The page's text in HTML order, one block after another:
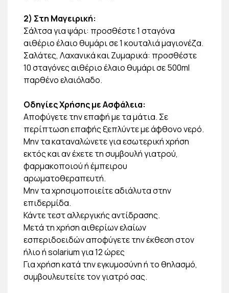
2) Στη Μαγειρική:
Σάλτσα για ψάρι: προσθέστε 1 σταγόνα
αιθέριο έλαιο θυμάρι σε 1 κουταλιά μαγιονέζα.
Σαλάτες, Λαχανικά και Ζυμαρικά: προσθέστε
10 σταγόνες αιθέριο έλαιο θυμάρι σε 500ml
παρθένο ελαιόλαδο.
Οδηγίες Χρήσης με Ασφάλεια:
Aποφύγετε την επαφή με τα μάτια. Σε
περίπτωση επαφής ξεπλύντε με άφθονο νερό.
Μην τα καταναλώνετε για εσωτερική χρήση
εκτός και αν έχετε τη συμβουλή γιατρού,
φαρμακοποιού ή έμπειρου
αρωματοθεραπευτή.
Μην τα χρησιμοποιείτε αδιάλυτα στην
επιδερμίδα.
Κάντε τεστ αλλεργικής αντίδρασης.
Μετά τη χρήση αιθερίων ελαίων
εσπεριδοειδών αποφύγετε την έκθεση στον
ήλιο ή solarium για 12 ώρες
Για χρήση κατά την εγκυμοσύνη ή το θηλασμό,
συμβουλευτείτε τον γιατρό σας.